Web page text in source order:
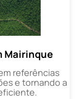
Mairinque
referências
e tornando a